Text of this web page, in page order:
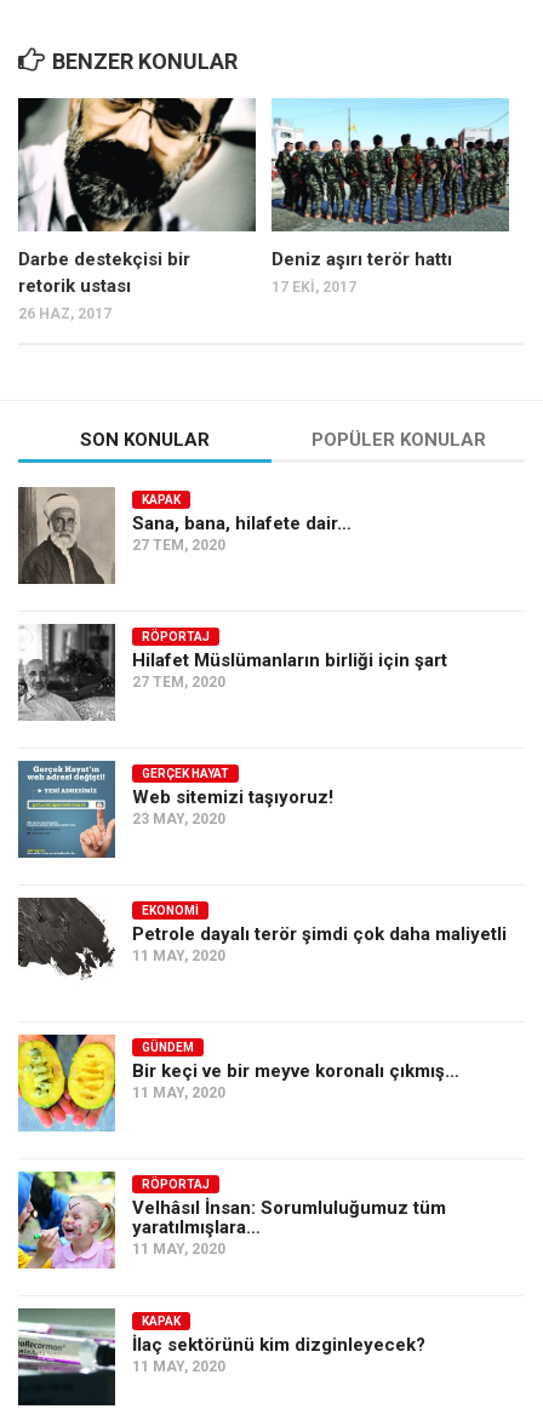
BENZER KONULAR
Darbe destekçisi bir
retorik ustası
26 HAZ, 2017
Deniz aşırı terör hattı
17 EKI, 2017
SON KONULAR POPÜLER KONULAR
KAPAK
Sana, bana, hilafete dair…
27 TEM, 2020
RÖPORTAJ
Hilafet Müslümanların birliği için şart
27 TEM, 2020
GERÇEK HAYAT
Web sitemizi taşıyoruz!
23 MAY, 2020
EKONOMI
Petrole dayalı terör şimdi çok daha maliyetli
11 MAY, 2020
GÜNDEM
Bir keçi ve bir meyve koronalı çıkmış…
11 MAY, 2020
RÖPORTAJ
Velhâsıl İnsan: Sorumluluğumuz tüm
yaratılmışlara…
11 MAY, 2020
KAPAK
İlaç sektörünü kim dizginleyecek?
11 MAY, 2020